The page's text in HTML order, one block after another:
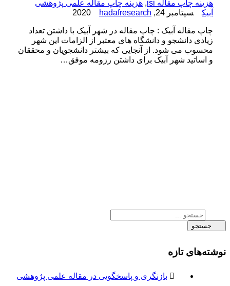
هزینه چاپ مقاله isi
, هزینه چاپ مقاله علمی پژوهشی
آبیک
سپتامبر 24, 2020 hadafresearch
چاپ مقاله آبیک : چاپ مقاله در شهر آبیک با داشتن تعداد
زیادی دانشجو و دانشگاه های معتبر از الزامات این شهر
محسوب می شود. از آنجایی که بیشتر دانشجویان و محققان
و اساتید شهر آبیک برای داشتن رزومه موفق…
جستجو
نوشته‌های تازه
بازنگری و پاسخگویی در مقاله علمی پژوهشی